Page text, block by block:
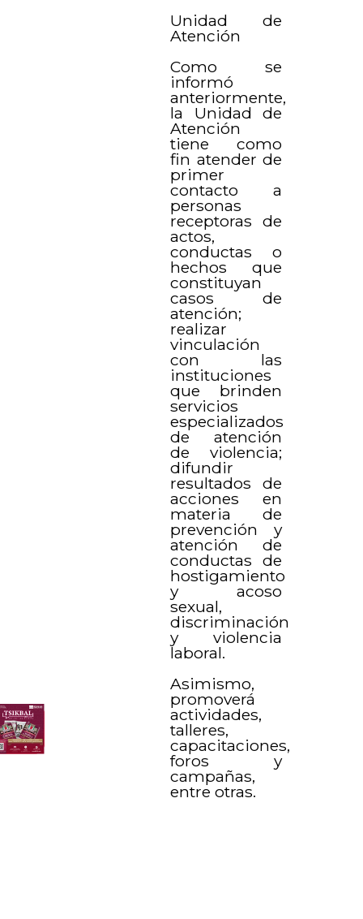
Unidad de
Atención
Como se
informó
anteriormente,
la Unidad de
Atención
tiene como
fin atender de
primer
contacto a
personas
receptoras de
actos,
conductas o
hechos que
constituyan
casos de
atención;
realizar
vinculación
con las
instituciones
que brinden
servicios
especializados
de atención
de violencia;
difundir
resultados de
acciones en
materia de
prevención y
atención de
conductas de
hostigamiento
y acoso
sexual,
discriminación
y violencia
laboral.
Asimismo,
promoverá
actividades,
talleres,
capacitaciones,
foros y
campañas,
entre otras.